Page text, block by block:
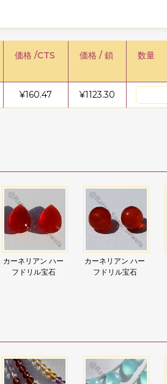
価格 /CTS 価格 / 鎖 数量
¥160.47 ¥1123.30
カーネリアン ハー
フドリル宝石
カーネリアン ハー
フドリル宝石